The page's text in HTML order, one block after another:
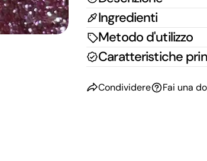
Ingredienti
Metodo d'utilizzo
Caratteristiche
Condividere Fai una